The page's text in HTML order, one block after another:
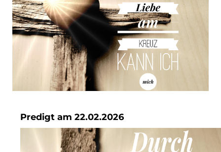
Predigt am 22.02.2026